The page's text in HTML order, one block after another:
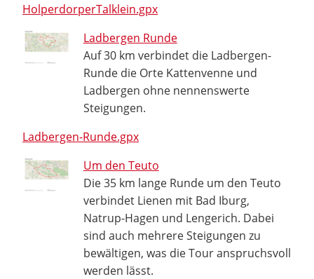
HolperdorperTalklein.gpx
Ladbergen Runde
Auf 30 km verbindet die Ladbergen-
Runde die Orte Kattenvenne und
Ladbergen ohne nennenswerte
Steigungen.
Ladbergen-Runde.gpx
Um den Teuto
Die 35 km lange Runde um den Teuto
verbindet Lienen mit Bad Iburg,
Natrup-Hagen und Lengerich. Dabei
sind auch mehrere Steigungen zu
bewältigen, was die Tour anspruchsvoll
werden lässt.